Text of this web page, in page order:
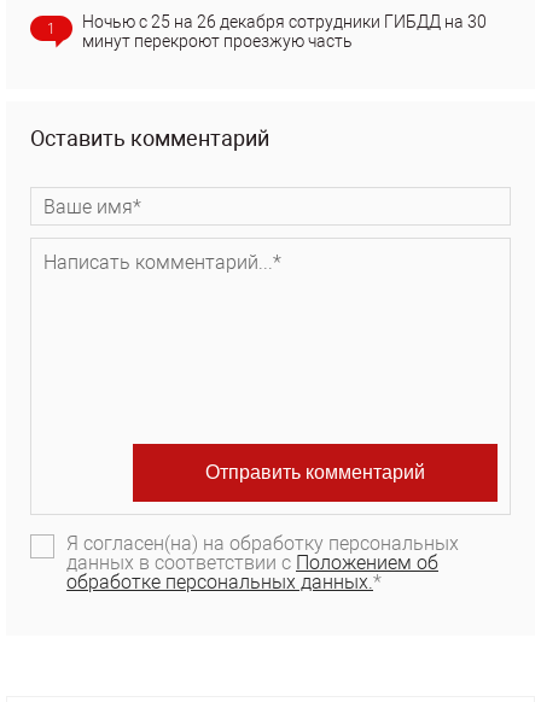
1
Ночью с 25 на 26 декабря сотрудники ГИБДД на 30
минут перекроют проезжую часть
Оставить комментарий
Я согласен(на) на обработку персональных
данных в соответствии с Положением об
обработке персональных данных.*